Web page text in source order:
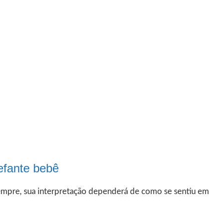
bebê
sua interpretação dependerá de como se sentiu em